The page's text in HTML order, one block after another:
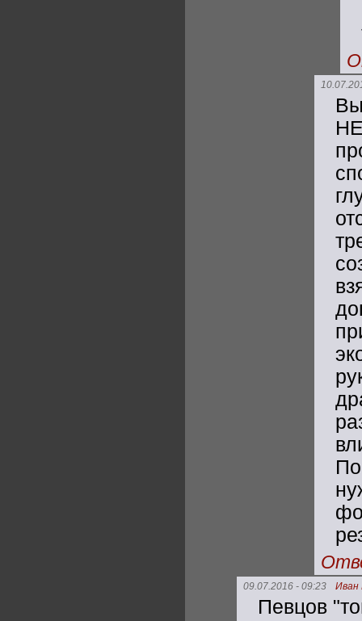
09.07.2016 - 09:23 Иван
Певцов